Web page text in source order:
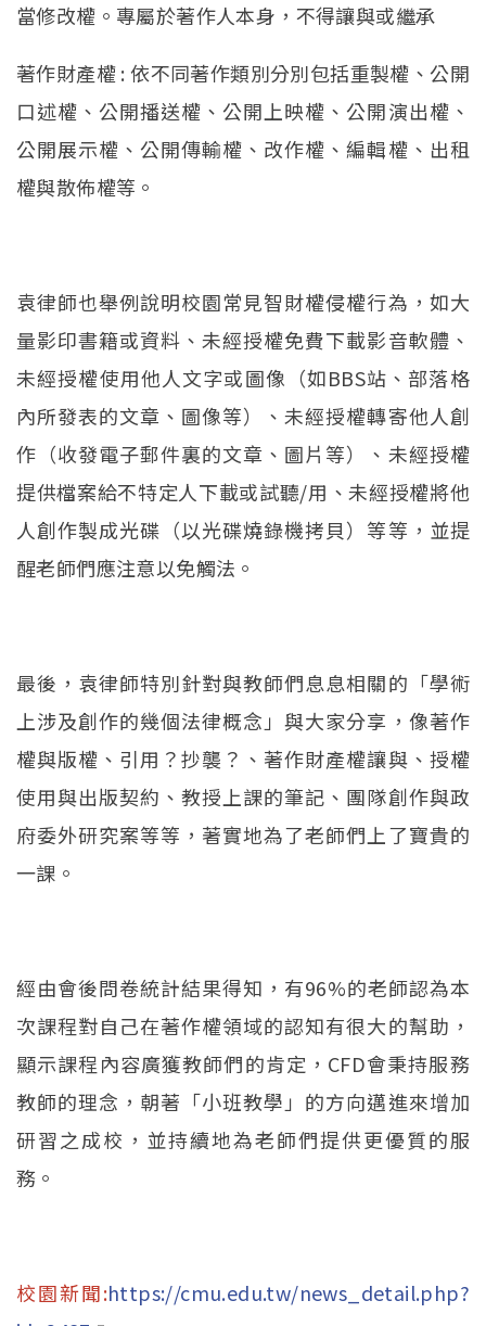
當修改權。專屬於著作人本身，不得讓與或繼承
著作財產權 : 依不同著作類別分別包括重製權、公開
口述權、公開播送權、公開上映權、公開演出權、
公開展示權、公開傳輸權、改作權、編輯權、出租
權與散佈權等。
袁律師也舉例說明校園常見智財權侵權行為，如大
量影印書籍或資料、未經授權免費下載影音軟體、
未經授權使用他人文字或圖像（如BBS站、部落格
內所發表的文章、圖像等）、未經授權轉寄他人創
作（收發電子郵件裏的文章、圖片等）、未經授權
提供檔案給不特定人下載或試聽/用、未經授權將他
人創作製成光碟（以光碟燒錄機拷貝）等等，並提
醒老師們應注意以免觸法。
最後，袁律師特別針對與教師們息息相關的「學術
上涉及創作的幾個法律概念」與大家分享，像著作
權與版權、引用？抄襲？、著作財產權讓與、授權
使用與出版契約、教授上課的筆記、團隊創作與政
府委外研究案等等，著實地為了老師們上了寶貴的
一課。
經由會後問卷統計結果得知，有96%的老師認為本
次課程對自己在著作權領域的認知有很大的幫助，
顯示課程內容廣獲教師們的肯定，CFD會秉持服務
教師的理念，朝著「小班教學」的方向邁進來增加
研習之成校，並持續地為老師們提供更優質的服
務。
校園新聞:https://cmu.edu.tw/news_detail.php?